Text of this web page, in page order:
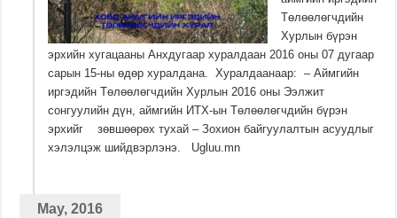
Төлөөлөгчдийн
Хурлын бүрэн
эрхийн хугацааны Анхдугаар хуралдаан 2016 оны 07 дугаар
сарын 15-ны өдөр хуралдана. Хуралдаанаар: – Аймгийн
иргэдийн Төлөөлөгчдийн Хурлын 2016 оны Ээлжит
сонгуулийн дүн, аймгийн ИТХ-ын Төлөөлөгчдийн бүрэн
эрхийг зөвшөөрөх тухай – Зохион байгуулалтын асуудлыг
хэлэлцэж шийдвэрлэнэ. Ugluu.mn
May, 2016